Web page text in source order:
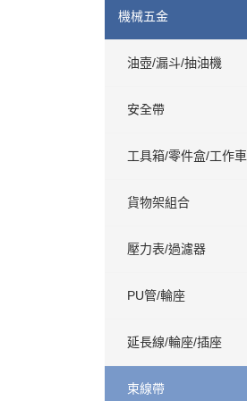
機械五金
油壺/漏斗/抽油機
安全帶
工具箱/零件盒/工作車
貨物架組合
壓力表/過濾器
PU管/輪座
延長線/輪座/插座
束線帶